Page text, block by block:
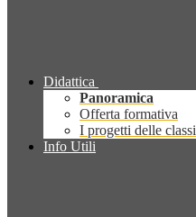
Didattica
Panoramica
Offerta formativa
I progetti delle classi
Info Utili